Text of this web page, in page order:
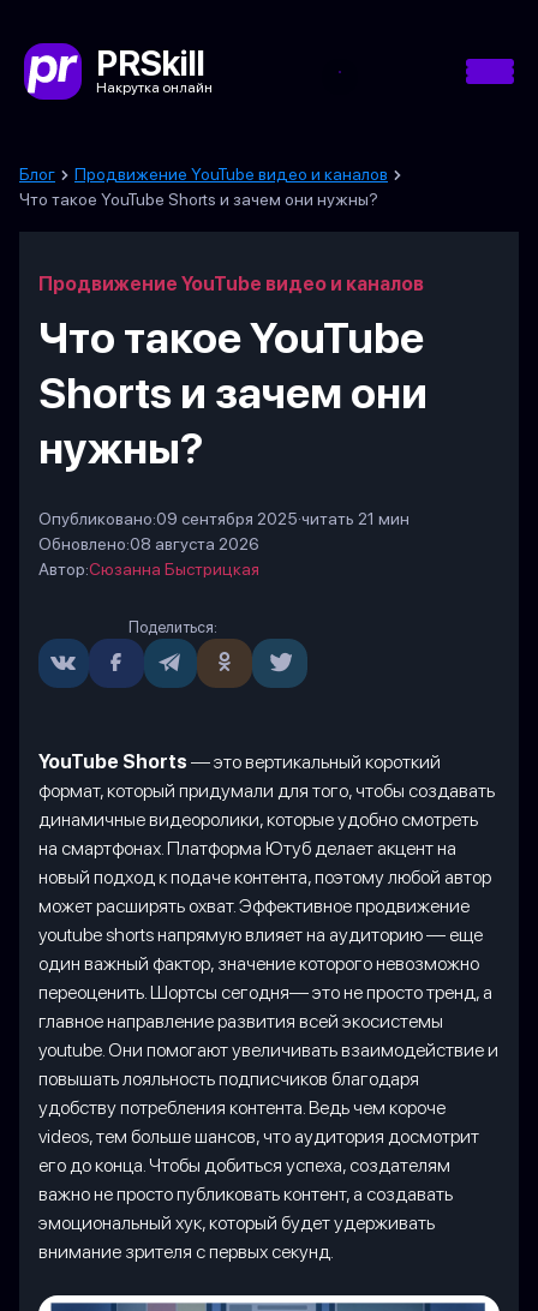
PRSkill
Накрутка онлайн
Блог
Продвижение YouTube видео и каналов
Что такое YouTube Shorts и зачем они нужны?
Продвижение YouTube видео и каналов
Что такое YouTube
Shorts и зачем они
нужны?
Опубликовано:09 сентября 2025·читать 21 мин
Обновлено:08 августа 2026
Автор:Сюзанна Быстрицкая
Поделиться:
YouTube Shorts — это вертикальный короткий
формат, который придумали для того, чтобы создавать
динамичные видеоролики, которые удобно смотреть
на смартфонах. Платформа Ютуб делает акцент на
новый подход к подаче контента, поэтому любой автор
может расширять охват. Эффективное продвижение
youtube shorts напрямую влияет на аудиторию — еще
один важный фактор, значение которого невозможно
переоценить. Шортсы сегодня— это не просто тренд, а
главное направление развития всей экосистемы
youtube. Они помогают увеличивать взаимодействие и
повышать лояльность подписчиков благодаря
удобству потребления контента. Ведь чем короче
videos, тем больше шансов, что аудитория досмотрит
его до конца. Чтобы добиться успеха, создателям
важно не просто публиковать контент, а создавать
эмоциональный хук, который будет удерживать
внимание зрителя с первых секунд.